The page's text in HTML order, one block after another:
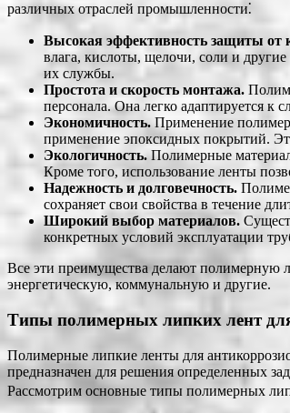
различных отраслей промышленности⁚
Высокая эффективность защиты от
влага, кислоты, щелочи, соли и
их службы.
Простота и скорость монтажа.
персонала. Она легко адаптируется к
Экономичность. Применение
применение эпоксидных покрытий.
Экологичность.Полимерные
Кроме того, использование ленты
Надежность и долговечность.
сохраняет свои свойства в течение
Широкий выбор материалов.
конкретных условий эксплуатации
Все эти преимущества делают полимерную
энергетическую, коммунальную и другие.
Типы полимерных липких лент
Полимерные липкие ленты для
предназначен для решения определенных
Рассмотрим основные типы полимерных